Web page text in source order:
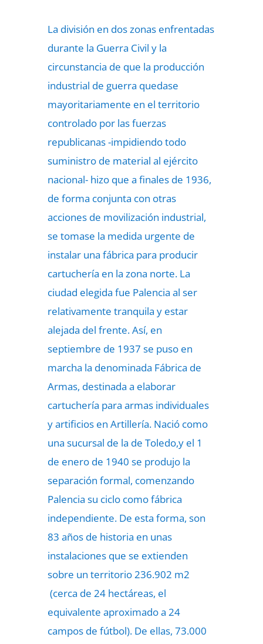
La división en dos zonas enfrentadas
durante la Guerra Civil y la
circunstancia de que la producción
industrial de guerra quedase
mayoritariamente en el territorio
controlado por las fuerzas
republicanas -impidiendo todo
suministro de material al ejército
nacional- hizo que a finales de 1936,
de forma conjunta con otras
acciones de movilización industrial,
se tomase la medida urgente de
instalar una fábrica para producir
cartuchería en la zona norte. La
ciudad elegida fue Palencia al ser
relativamente tranquila y estar
alejada del frente. Así, en
septiembre de 1937 se puso en
marcha la denominada Fábrica de
Armas, destinada a elaborar
cartuchería para armas individuales
y artificios en Artillería. Nació como
una sucursal de la de Toledo,y el 1
de enero de 1940 se produjo la
separación formal, comenzando
Palencia su ciclo como fábrica
independiente. De esta forma, son
83 años de historia en unas
instalaciones que se extienden
sobre un territorio 236.902 m2
(cerca de 24 hectáreas, el
equivalente aproximado a 24
campos de fútbol). De ellas, 73.000